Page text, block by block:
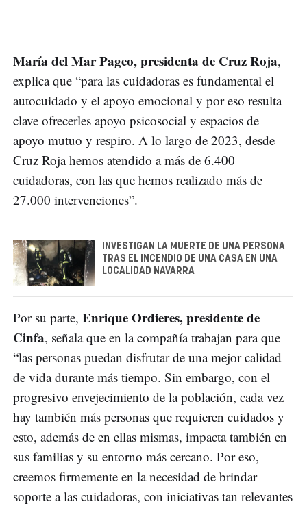
María del Mar Pageo, presidenta de Cruz Roja,
explica que “para las cuidadoras es fundamental el
autocuidado y el apoyo emocional y por eso resulta
clave ofrecerles apoyo psicosocial y espacios de
apoyo mutuo y respiro. A lo largo de 2023, desde
Cruz Roja hemos atendido a más de 6.400
cuidadoras, con las que hemos realizado más de
27.000 intervenciones”.
INVESTIGAN LA MUERTE DE UNA PERSONA
TRAS EL INCENDIO DE UNA CASA EN UNA
LOCALIDAD NAVARRA
Por su parte, Enrique Ordieres, presidente de
Cinfa, señala que en la compañía trabajan para que
“las personas puedan disfrutar de una mejor calidad
de vida durante más tiempo. Sin embargo, con el
progresivo envejecimiento de la población, cada vez
hay también más personas que requieren cuidados y
esto, además de en ellas mismas, impacta también en
sus familias y su entorno más cercano. Por eso,
creemos firmemente en la necesidad de brindar
soporte a las cuidadoras, con iniciativas tan relevantes